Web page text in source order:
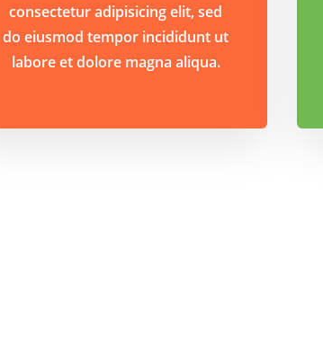
consectetur adipisicing elit, sed
do eiusmod tempor incididunt ut
labore et dolore magna aliqua.